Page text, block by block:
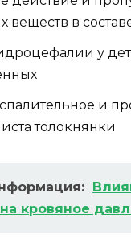
веществ в
у
и
толокнянки
кровяное